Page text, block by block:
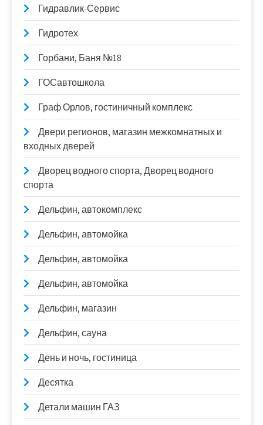
Гидравлик-Сервис
Гидротех
Горбани, Баня №18
ГОСавтошкола
Граф Орлов, гостиничный комплекс
Двери регионов, магазин межкомнатных и
входных дверей
Дворец водного спорта, Дворец водного
спорта
Дельфин, автокомплекс
Дельфин, автомойка
Дельфин, автомойка
Дельфин, автомойка
Дельфин, магазин
Дельфин, сауна
День и ночь, гостиница
Десятка
Детали машин ГАЗ